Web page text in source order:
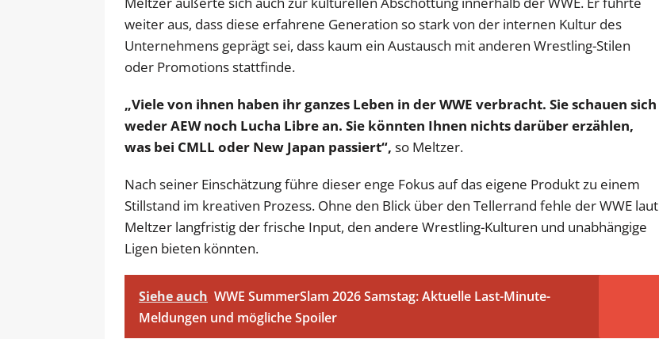
weiter aus, dass diese erfahrene Generation so stark von der internen Kultur des
Unternehmens geprägt sei, dass kaum ein Austausch mit anderen Wrestling-Stilen
oder Promotions stattfinde.
„Viele von ihnen haben ihr ganzes Leben in der WWE verbracht. Sie schauen sich
weder AEW noch Lucha Libre an. Sie könnten Ihnen nichts darüber erzählen,
was bei CMLL oder New Japan passiert“, so Meltzer.
Nach seiner Einschätzung führe dieser enge Fokus auf das eigene Produkt zu einem
Stillstand im kreativen Prozess. Ohne den Blick über den Tellerrand fehle der WWE laut
Meltzer langfristig der frische Input, den andere Wrestling-Kulturen und unabhängige
Ligen bieten könnten.
Siehe auch WWE SummerSlam 2026 Samstag: Aktuelle Last-Minute-
Meldungen und mögliche Spoiler